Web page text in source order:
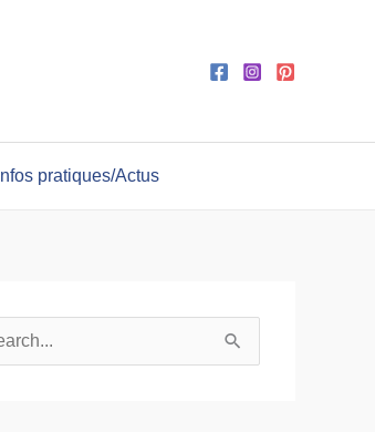
Infos pratiques/Actus